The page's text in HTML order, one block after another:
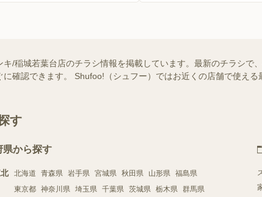
キ/稲城若葉台店のチラシ情報を掲載しています。最新のチラシ
に確認できます。 Shufoo!（シュフー）ではお近くの店舗で使え
す
県から探す
北海道 青森県 岩手県 宮城県 秋田県 山形県 福島県
東京都 神奈川県 埼玉県 千葉県 茨城県 栃木県 群馬県